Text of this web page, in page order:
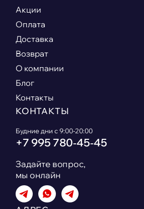
Акции
Оплата
Доставка
Возврат
О компании
Блог
Контакты
КОНТАКТЫ
Будние дни с 9:00-20:00
+7 995 780‑45‑45
Задайте вопрос,
мы онлайн